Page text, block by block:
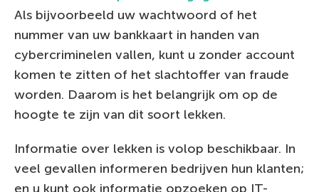
Als bijvoorbeeld uw wachtwoord of het
nummer van uw bankkaart in handen van
cybercriminelen vallen, kunt u zonder account
komen te zitten of het slachtoffer van fraude
worden. Daarom is het belangrijk om op de
hoogte te zijn van dit soort lekken.
Informatie over lekken is volop beschikbaar. In
veel gevallen informeren bedrijven hun klanten;
en u kunt ook informatie opzoeken op IT-